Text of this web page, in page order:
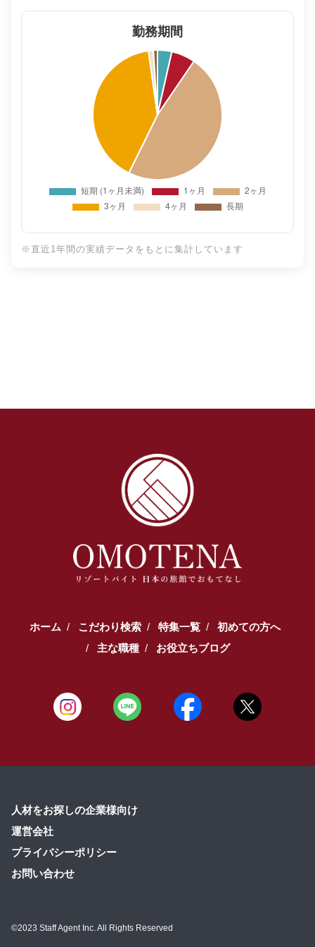
勤務期間
※直近1年間の実績データをもとに集計しています
ホーム こだわり検索 特集一覧
初めての方へ
主な職種
お役立ちブログ
人材をお探しの企業様向け
運営会社
プライバシーポリシー
お問い合わせ
©2023 Staff Agent Inc. All Rights Reserved